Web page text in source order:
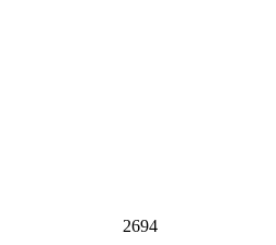
2694